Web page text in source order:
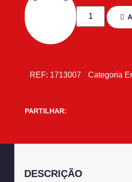
REF: 1713007 Categoria
PARTILHAR:
DESCRIÇÃO